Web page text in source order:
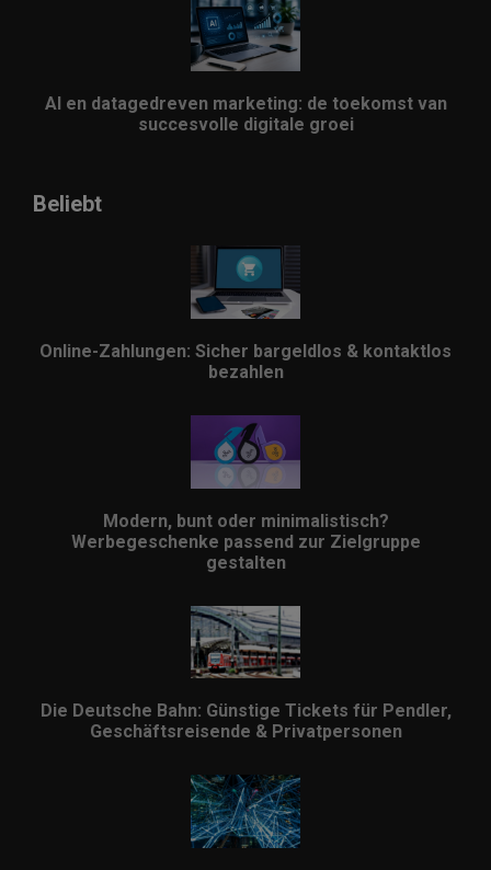
AI en datagedreven marketing: de toekomst van
succesvolle digitale groei
Beliebt
Online-Zahlungen: Sicher bargeldlos & kontaktlos
bezahlen
Modern, bunt oder minimalistisch?
Werbegeschenke passend zur Zielgruppe
gestalten
Die Deutsche Bahn: Günstige Tickets für Pendler,
Geschäftsreisende & Privatpersonen